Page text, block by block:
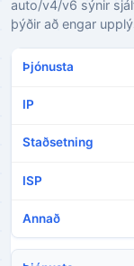
auto/v4/v6 sýnir
þýðir að engar